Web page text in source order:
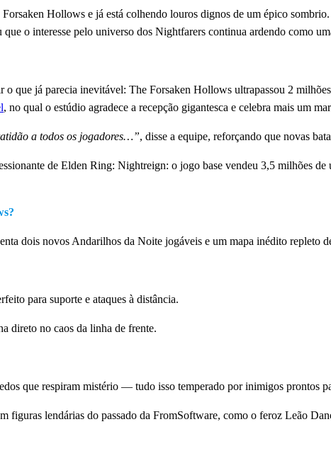
Hollows e já está colhendo louros dignos de um épico
o interesse pelo universo dos Nightfarers continua ardendo como
que já parecia inevitável: The Forsaken Hollows ultrapassou 2
, no qual o estúdio agradece a recepção gigantesca e celebra mais um
a todos os jogadores…”, disse a equipe, reforçando que novas
de Elden Ring: Nightreign: o jogo base vendeu 3,5 milhões
dois novos Andarilhos da Noite jogáveis e um mapa inédito repleto
para suporte e ataques à distância.
direto no caos da linha de frente.
que respiram mistério — tudo isso temperado por inimigos prontos
figuras lendárias do passado da FromSoftware, como o feroz Leão